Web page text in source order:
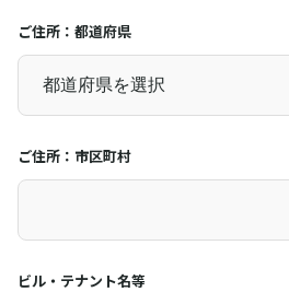
ご住所：都道府県
ご住所：市区町村
ビル・テナント名等